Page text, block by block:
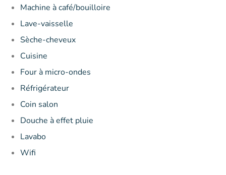
Machine à café/bouilloire
Lave-vaisselle
Sèche-cheveux
Cuisine
Four à micro-ondes
Réfrigérateur
Coin salon
Douche à effet pluie
Lavabo
Wifi